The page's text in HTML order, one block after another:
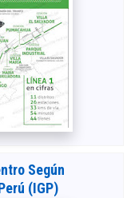
Según
(IGP)